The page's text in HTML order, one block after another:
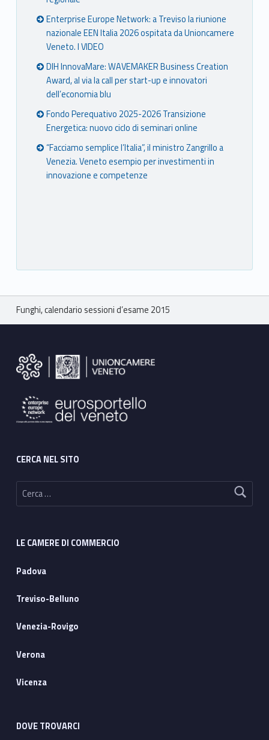
Enterprise Europe Network: a Treviso la riunione
nazionale EEN Italia 2026 ospitata da Unioncamere
Veneto. I VIDEO
DIH InnovaMare: WAVEMAKER Business Creation
Award, al via la call per start-up e innovatori
dell’economia blu
Fondo Perequativo 2025-2026 Transizione
Energetica: nuovo ciclo di seminari online
“Facciamo semplice l’Italia”, il ministro Zangrillo a
Venezia. Veneto esempio per investimenti in
innovazione e competenze
Breadcrumbs navigation
Funghi, calendario sessioni d’esame 2015
CERCA NEL SITO
Ricerca per:
LE CAMERE DI COMMERCIO
Padova
Treviso-Belluno
Venezia-Rovigo
Verona
Vicenza
DOVE TROVARCI